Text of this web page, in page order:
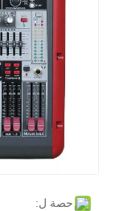
حصة ل: